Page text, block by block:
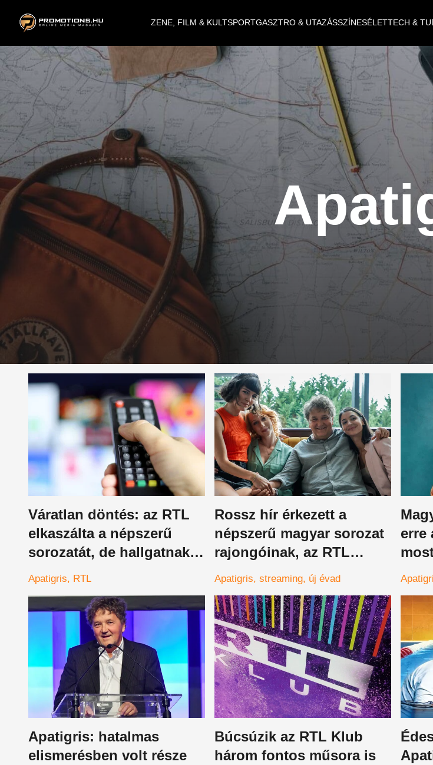
ZENE, FILM & KULTSPORTGASZTRO & UTAZÁSSZÍNESÉLETTECH &
Váratlan döntés: az RTL
elkaszálta a népszerű
sorozatát, de hallgatnak
az okáról
Apatigris RTL
Rossz hír érkezett a
népszerű magyar sorozat
rajongóinak, az RTL
jókora gyomrost vitt be a
nézőknek
Apatigris streaming új évad
erre
Apatigris: hatalmas
elismerésben volt része
Búcsúzik az RTL Klub
három fontos műsora is